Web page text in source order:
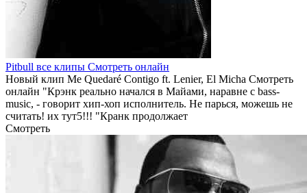
Pitbull все клипы Смотреть онлайн
Новый клип Me Quedaré Contigo ft. Lenier, El Micha Смотреть
онлайн "Крэнк реально начался в Майами, наравне с bass-
music, - говорит хип-хоп исполнитель. Не парься, можешь не
считать! их тут5!!! "Кранк продолжает
Смотреть